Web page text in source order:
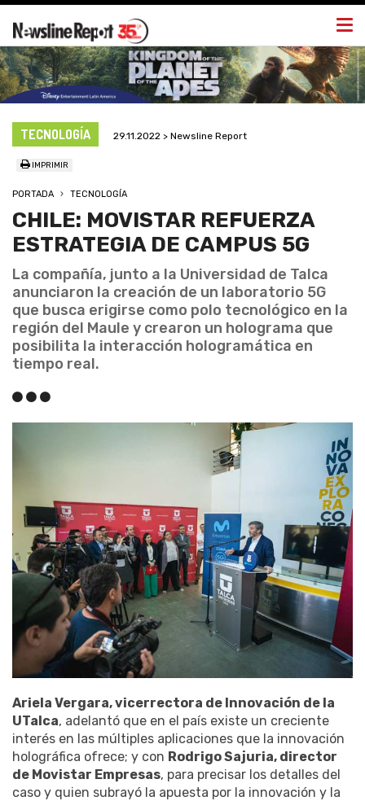
TECNOLOGÍA 29.11.2022 > Newsline Report
IMPRIMIR
PORTADA TECNOLOGÍA
CHILE: MOVISTAR REFUERZA
ESTRATEGIA DE CAMPUS 5G
La compañía, junto a la Universidad de Talca
anunciaron la creación de un laboratorio 5G
que busca erigirse como polo tecnológico en la
región del Maule y crearon un holograma que
posibilita la interacción hologramática en
tiempo real.
Ariela Vergara, vicerrectora de Innovación de la
UTalca, adelantó que en el país existe un creciente
interés en las múltiples aplicaciones que la innovación
holográfica ofrece; y con Rodrigo Sajuria, director
de Movistar Empresas, para precisar los detalles del
caso y quien subrayó la apuesta por la innovación y la